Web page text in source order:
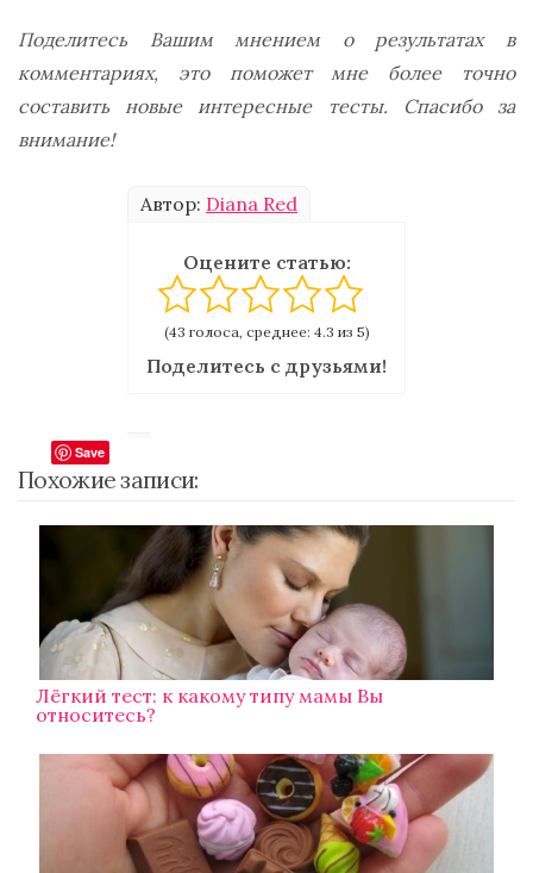
Поделитесь Вашим мнением о результатах в
комментариях, это поможет мне более точно
составить новые интересные тесты. Спасибо за
внимание!
Автор: Diana Red
Оцените статью:
(43 голоса, среднее: 4.3 из 5)
Поделитесь с друзьями!
Похожие записи:
Лёгкий тест: к какому типу мамы Вы
относитесь?
Save